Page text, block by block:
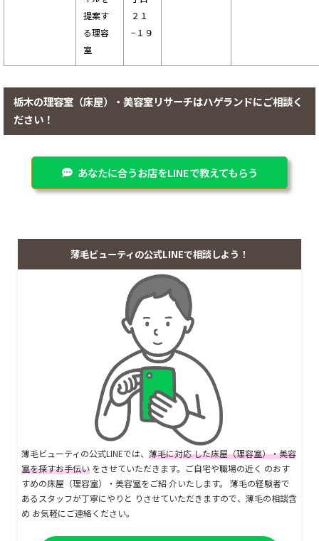
提案す
る理容
室
２１
−１９
栃木の理容室（床屋）・美容室リサーチはハゲランドにご相談く
ださい！
あなたに合うお店をLINEで教えてもらう
薄毛ビューティの公式LINEで相談しよう！
薄毛ビューティの公式LINEでは、 薄毛に対応 した床屋（理容室）・美容
室を探すお手伝い をさせていただきます。ご自宅や職場の近く のおす
すめの床屋（理容室）・美容室をご紹 介いたします。 薄毛の経験者で
あるスタッフが丁寧にやりと りさせていただきますので、薄毛の相談含
め お気軽にご連絡ください。